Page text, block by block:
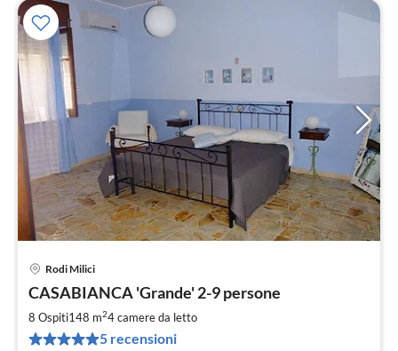
Rodi Milici
CASABIANCA 'Grande' 2-9 persone
8 Ospiti148 m24camere da letto
5 recensioni